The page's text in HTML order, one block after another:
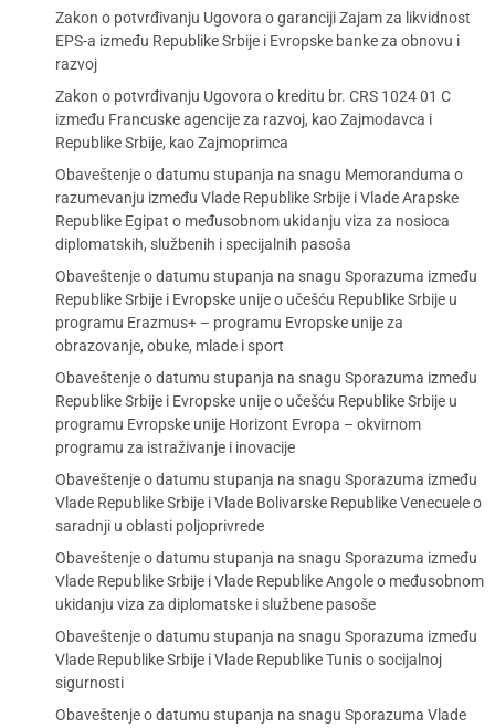
Zakon o potvrđivanju Ugovora o garanciji Zajam za likvidnost
EPS-a između Republike Srbije i Evropske banke za obnovu i
razvoj
Zakon o potvrđivanju Ugovora o kreditu br. CRS 1024 01 C
između Francuske agencije za razvoj, kao Zajmodavca i
Republike Srbije, kao Zajmoprimca
Obaveštenje o datumu stupanja na snagu Memoranduma o
razumevanju između Vlade Republike Srbije i Vlade Arapske
Republike Egipat o međusobnom ukidanju viza za nosioca
diplomatskih, službenih i specijalnih pasoša
Obaveštenje o datumu stupanja na snagu Sporazuma između
Republike Srbije i Evropske unije o učešću Republike Srbije u
programu Erazmus+ – programu Evropske unije za
obrazovanje, obuke, mlade i sport
Obaveštenje o datumu stupanja na snagu Sporazuma između
Republike Srbije i Evropske unije o učešću Republike Srbije u
programu Evropske unije Horizont Evropa – okvirnom
programu za istraživanje i inovacije
Obaveštenje o datumu stupanja na snagu Sporazuma između
Vlade Republike Srbije i Vlade Bolivarske Republike Venecuele o
saradnji u oblasti poljoprivrede
Obaveštenje o datumu stupanja na snagu Sporazuma između
Vlade Republike Srbije i Vlade Republike Angole o međusobnom
ukidanju viza za diplomatske i službene pasoše
Obaveštenje o datumu stupanja na snagu Sporazuma između
Vlade Republike Srbije i Vlade Republike Tunis o socijalnoj
sigurnosti
Obaveštenje o datumu stupanja na snagu Sporazuma Vlade